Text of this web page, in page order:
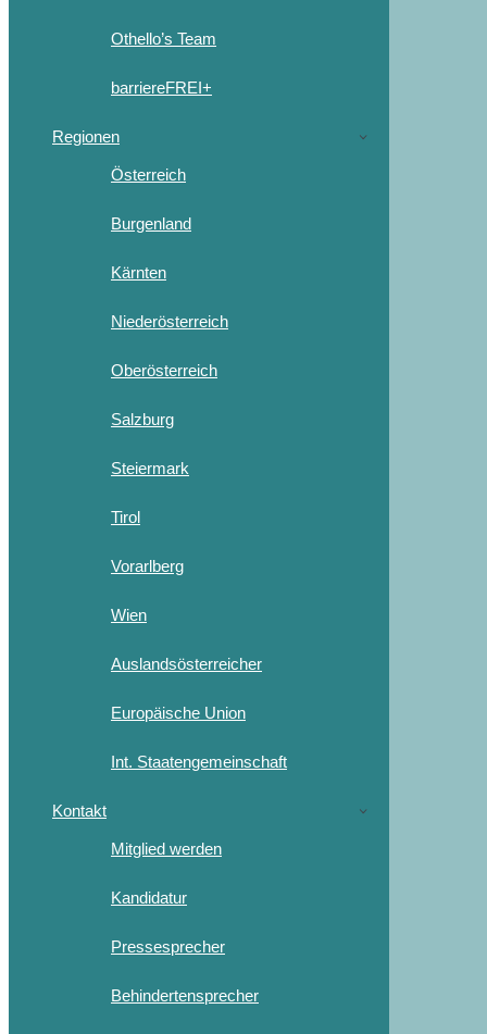
Othello’s Team
barriereFREI+
Regionen
Österreich
Burgenland
Kärnten
Niederösterreich
Oberösterreich
Salzburg
Steiermark
Tirol
Vorarlberg
Wien
Auslandsösterreicher
Europäische Union
Int. Staatengemeinschaft
Kontakt
Mitglied werden
Kandidatur
Pressesprecher
Behindertensprecher